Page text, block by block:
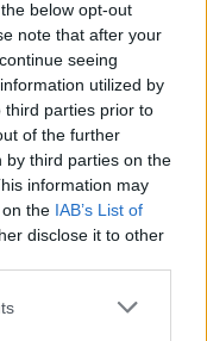
below opt-out
note that after your
seeing
utilized by
third parties prior to
of the further
by third parties on the
information may
the IAB’s List of
disclose it to other
or more Google